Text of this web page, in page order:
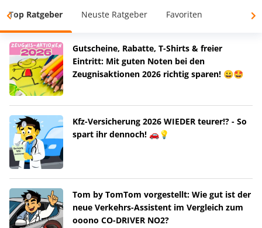
Top Ratgeber Neuste Ratgeber Favoriten
Gutscheine, Rabatte, T-Shirts & freier
Eintritt: Mit guten Noten bei den
Zeugnisaktionen 2026 richtig sparen! 😀🤩
Kfz-Versicherung 2026 WIEDER teurer!? - So
spart ihr dennoch! 🚗💡
Tom by TomTom vorgestellt: Wie gut ist der
neue Verkehrs-Assistent im Vergleich zum
ooono CO-DRIVER NO2?